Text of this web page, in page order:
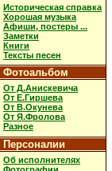
Историческая справка
Хорошая музыка
Афиши, постеры ...
Заметки
Книги
Тексты песен
Фотоальбом
От Д.Анискевича
От Е.Гиршева
От В.Окунева
От Я.Фролова
Разное
Персоналии
Об исполнителях